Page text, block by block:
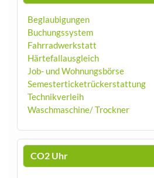
Beglaubigungen
Buchungssystem
Fahrradwerkstatt
Härtefallausgleich
Job- und Wohnungsbörse
Semesterticketrückerstattung
Technikverleih
Waschmaschine/ Trockner
CO2 Uhr